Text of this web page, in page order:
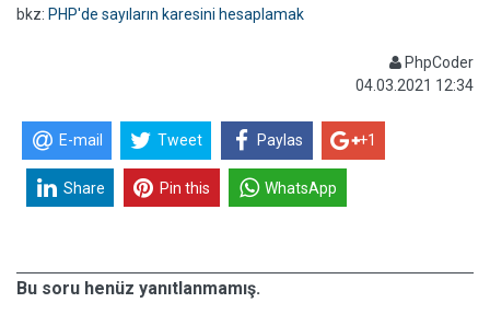
bkz: PHP'de sayıların karesini hesaplamak
PhpCoder
04.03.2021 12:34
E-mail Tweet Paylas +1
Share Pin this WhatsApp
Bu soru henüz yanıtlanmamış.